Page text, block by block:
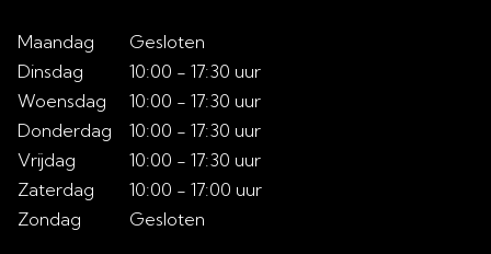
Maandag
Dinsdag
Woensdag
Donderdag
Vrijdag
Zaterdag
Zondag
Gesloten
10:00 - 17:30 uur
10:00 - 17:30 uur
10:00 - 17:30 uur
10:00 - 17:30 uur
10:00 - 17:00 uur
Gesloten